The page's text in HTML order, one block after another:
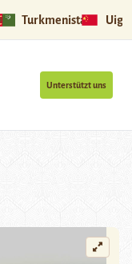
Turkmenistan
Unterstützt uns